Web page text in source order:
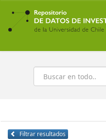
Ir
contenido
principal
Buscar
Filtrar resultados